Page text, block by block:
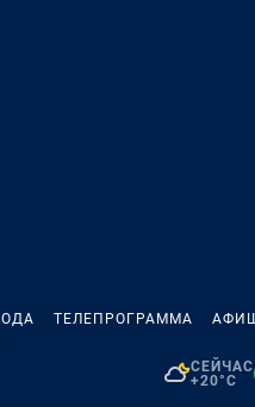
ТЕЛЕПРОГРАММА
СЕЙЧАС
+20°C